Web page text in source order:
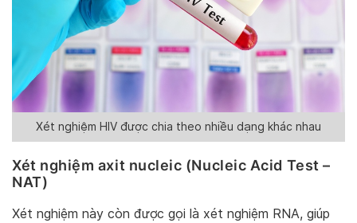
Xét nghiệm HIV được chia theo nhiều dạng khác nhau
Xét nghiệm axit nucleic (Nucleic Acid Test –
NAT)
Xét nghiệm này còn được gọi là xét nghiệm RNA, giúp